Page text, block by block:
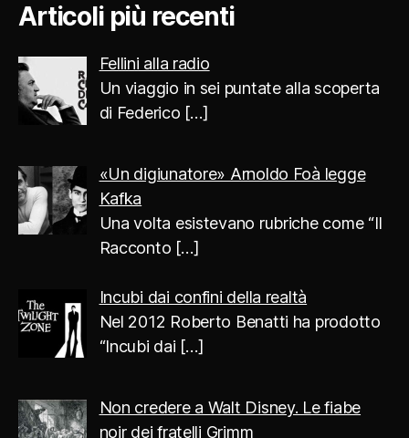
Articoli più recenti
Fellini alla radio
Un viaggio in sei puntate alla scoperta
di Federico […]
«Un digiunatore» Arnoldo Foà legge
Kafka
Una volta esistevano rubriche come “Il
Racconto […]
Incubi dai confini della realtà
Nel 2012 Roberto Benatti ha prodotto
“Incubi dai […]
Non credere a Walt Disney. Le fiabe
noir dei fratelli Grimm